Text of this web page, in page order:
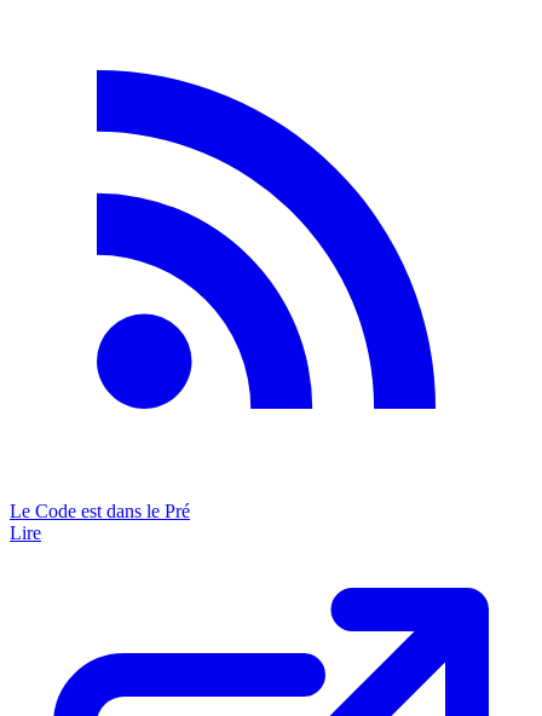
Le Code est dans le Pré
Lire